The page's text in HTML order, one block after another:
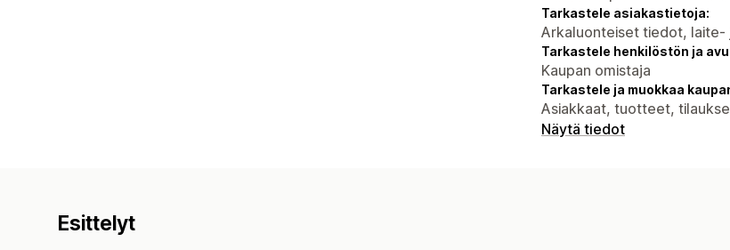
Tarkastele asiakastietoja:
Arkaluonteiset tiedot, laite-
Tarkastele henkilöstön ja
Kaupan omistaja
Tarkastele ja muokkaa
Asiakkaat, tuotteet,
Näytä tiedot
Esittelyt